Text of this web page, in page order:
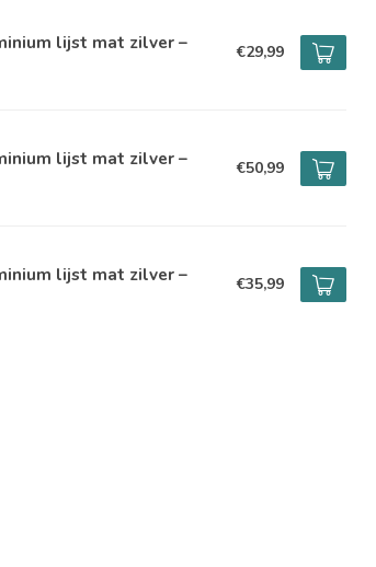
lijst mat zilver – €29,99
lijst mat zilver – €50,99
lijst mat zilver – €35,99